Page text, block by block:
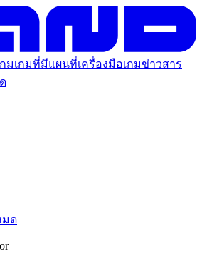
มเกมที่มีแผนที่เครื่องมือเกมข่าวสาร
มด